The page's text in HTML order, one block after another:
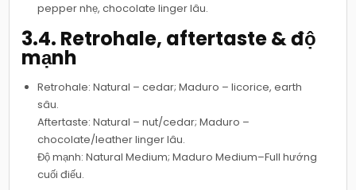
pepper nhẹ, chocolate linger lâu.
3.4. Retrohale, aftertaste & độ
mạnh
Retrohale: Natural – cedar; Maduro – licorice, earth
sâu.
Aftertaste: Natural – nut/cedar; Maduro –
chocolate/leather linger lâu.
Độ mạnh: Natural Medium; Maduro Medium–Full hướng
cuối điếu.